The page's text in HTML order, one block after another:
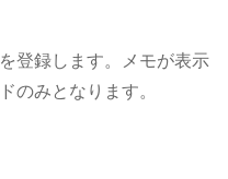
登録します。メモが表示
のみとなります。